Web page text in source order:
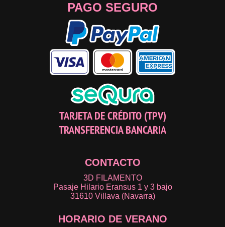
PAGO SEGURO
TARJETA DE CRÉDITO (TPV)
TRANSFERENCIA BANCARIA
CONTACTO
3D FILAMENTO
Pasaje Hilario Eransus 1 y 3 bajo
31610 Villava (Navarra)
HORARIO DE VERANO